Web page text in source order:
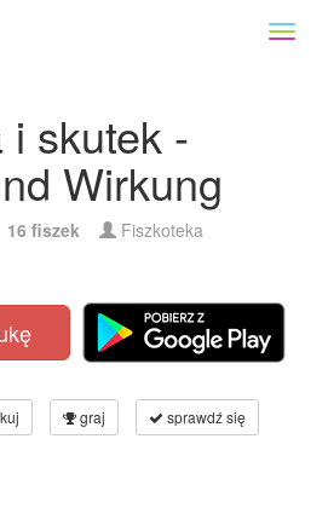
i skutek -
Wirkung
16 fiszek Fiszkoteka
graj sprawdź się